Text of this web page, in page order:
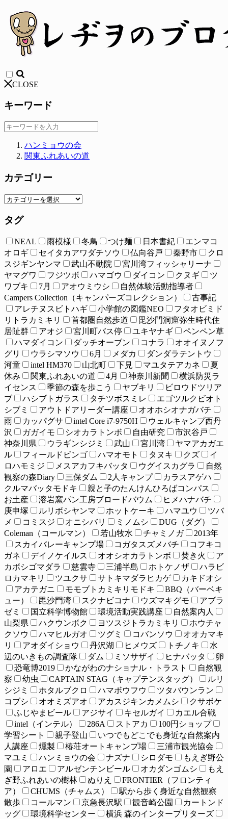
CLOSE
キーワード
ハンミョウの会
関東ふれあいの道
カテゴリー
タグ
NEAL 雨模様 冬鳥 つけ麺 日本書紀
エンマコ
オロギ
セイタカアワダチソウ 仏向谷戸 秦野市
クロ
スジギンヤンマ
武山不動院
宮川湾フィッシャリーナ
ヤマグワ
フジツボ ハマゴウ ダイコン クヌギ
ツ
ワブキ
7月 アオウミウシ
自然体験活動指導者
Campers Collection（キャンパーズコレクション）
古事記
アレチヌスビトハギ
小学館の図鑑NEO
フタオビミド
リトラカミキリ
首都圏自然歩道
毘沙門洞窟弥生時代住
居阯群
アオジ 宮川町バス停 ユキヤナギ
ペンペン草
ハマダイコン
ダッチオーブン コナラ
オオイヌノフ
グリ
ウラシマソウ 6月 メダカ
ダンダラテントウ
河童
intel HM370 山北町 下見 マユタテアカネ
夏
休み
関東ふれあいの道 4月 神奈川新聞
横浜防災ラ
イセンス
季節の森を歩こう ヤブキリ
ビロウドツリア
ブ
ハシブトガラス タチツボスミレ
エゴツルクビオト
シブミ
アウトドアリーダー講座
オオホシオナガバチ
雨
カッパグサ intel Core i7-9750H
ウェルキャンプ西丹
沢
ガガイモ シオカラトンボ 自由研究
市沢谷戸
神奈川県
ウラギンシジミ 武山 宮川湾
ヤマアカガエ
ル
フィールドビンゴ ハマオモト タヌキ クズ
イ
ロハモミジ
メスアカフキバッタ ウグイスカグラ
自然
観察の森Diary
三保ダム 2人キャンプ
カラスアゲハ
クルマバッタモドキ
親と子のたんけんひろばコンパス
お土産
溶岩窯パン工房ブロードバウム
ヒメハナバチ
庚申塚
ルリボシヤンマ ホットケーキ ハマユウ
ツバ
メ
コミスジ オニシバリ ミノムシ
DUG（ダグ）
Coleman（コールマン）
若山牧水 チャミノガ
2013年
スカイバレーキャンプ場
コガタスズメバチ
コフキコ
ガネ
デイノケイルス オオシオカラトンボ 焚き火
ア
カボシゴマダラ
慈雲寺 三浦半島 ホトケノザ
ハラビ
ロカマキリ
ツユクサ サトキマダラヒカゲ
カキドオシ
アカテガニ
モモブトカミキリモドキ
BBQ（バーベキ
ュー）
毘沙門湾 スクナビコナ ウズマキグモ
アブラ
ゼミ
国立科学博物館 環境活動実践講座
自然案内人
山梨県
ハクウンボク ヨツスジトラカミキリ
ホウチャ
クソウ
ハマヒルガオ ツグミ コバンソウ
オオカマキ
リ
アオダイショウ 丹沢湖 ヒメウズ トチノキ
水
辺のいきもの調査隊
ダム ミソサザイ ヒナバッタ
卵
恐竜博2019
かながわのナショナル・トラスト
自然観
察
幼虫 CAPTAIN STAG（キャプテンスタッグ）
ルリ
シジミ
ホタルブクロ ハマボウフウ
ツタバウンラン
コブシ
オオミズアオ アカスジキンカメムシ
クサボケ
ふじやまビール
アジサイ キセルガイ
カエル合戦
intel（インテル）
286A ストアカ
100円ショップ
学習シート
親子登山
いつでもどこでも身近な自然案内
人講座
燻製 椿荘オートキャンプ場
三浦市観光協会
マユミ
ハンミョウの会 ナズナ シロダモ
もえぎ野公
園
アロエ アルゼンチンビール オカダンゴムシ
もえ
ぎ野ふれあいの樹林
ぬりえ
FRONTIER（フロンティ
ア）
CHUMS（チャムス）
駅から歩く身近な自然観察
散歩
コールマン 京急長沢駅 観音崎公園
カートンド
ッグ
環境科学センター
横浜 森のインタープリターズ